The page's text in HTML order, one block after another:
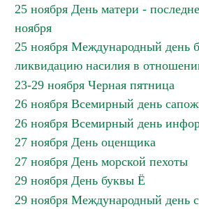
25 ноября День матери -
ноября
25 ноября Международный день
ликвидацию насилия в
23-29 ноября Черная пятница
26 ноября Всемирный день
26 ноября Всемирный день
27 ноября День оценщика
27 ноября День морской пехоты
29 ноября День буквы Ё
29 ноября Международный день